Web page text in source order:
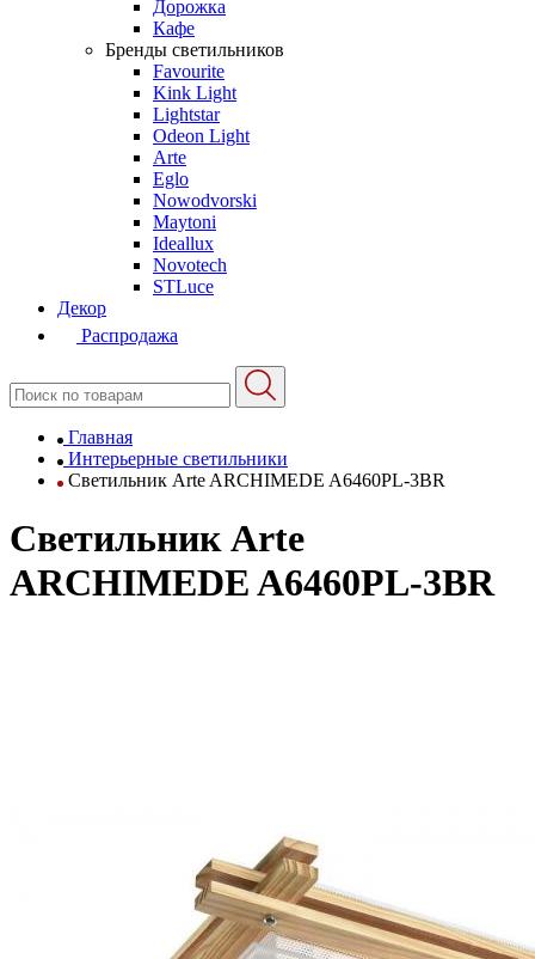
Дорожка
Кафе
Бренды светильников
Favourite
Kink Light
Lightstar
Odeon Light
Arte
Eglo
Nowodvorski
Maytoni
Ideallux
Novotech
STLuce
Декор
Распродажа
Главная
Интерьерные светильники
Светильник Arte ARCHIMEDE A6460PL-3BR
Светильник Arte
ARCHIMEDE A6460PL-3BR